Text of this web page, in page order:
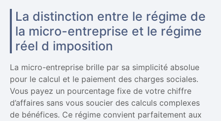
La distinction entre le régime de
la micro-entreprise et le régime
réel d imposition
La micro-entreprise brille par sa simplicité absolue
pour le calcul et le paiement des charges sociales.
Vous payez un pourcentage fixe de votre chiffre
d’affaires sans vous soucier des calculs complexes
de bénéfices. Ce régime convient parfaitement aux